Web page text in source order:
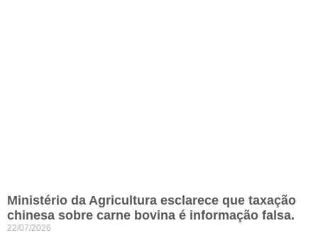
Ministério da Agricultura esclarece que taxação
chinesa sobre carne bovina é informação falsa.
22/07/2026